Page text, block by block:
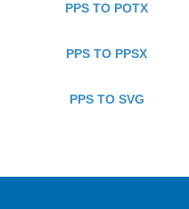
PPS TO POTX
PPS TO PPSX
PPS TO SVG